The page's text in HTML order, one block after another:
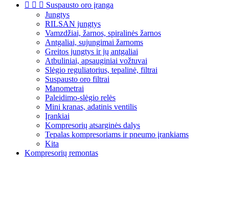
   Suspausto oro įranga
Jungtys
RILSAN jungtys
Vamzdžiai, žarnos, spiralinės žarnos
Antgaliai, sujungimai žarnoms
Greitos jungtys ir jų antgaliai
Atbuliniai, apsauginiai vožtuvai
Slėgio reguliatorius, tepalinė, filtrai
Suspausto oro filtrai
Manometrai
Paleidimo-slėgio relės
Mini kranas, adatinis ventilis
Įrankiai
Kompresorių atsarginės dalys
Tepalas kompresoriams ir pneumo įrankiams
Kita
Kompresorių remontas